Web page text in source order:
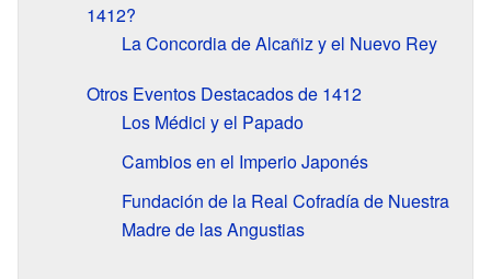
1412?
La Concordia de Alcañiz y el Nuevo Rey
Otros Eventos Destacados de 1412
Los Médici y el Papado
Cambios en el Imperio Japonés
Fundación de la Real Cofradía de Nuestra
Madre de las Angustias